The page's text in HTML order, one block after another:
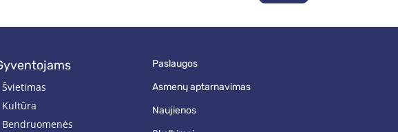
gyventojams
Švietimas
Kultūra
Bendruomenės
paslaugos
asmenų aptarnavimas
naujienos